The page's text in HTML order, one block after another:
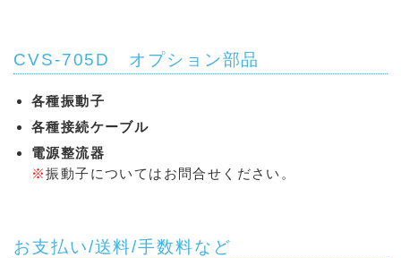
CVS-705D オプション部品
各種振動子
各種接続ケーブル
電源整流器
※振動子についてはお問合せください。
お支払い/送料/手数料など